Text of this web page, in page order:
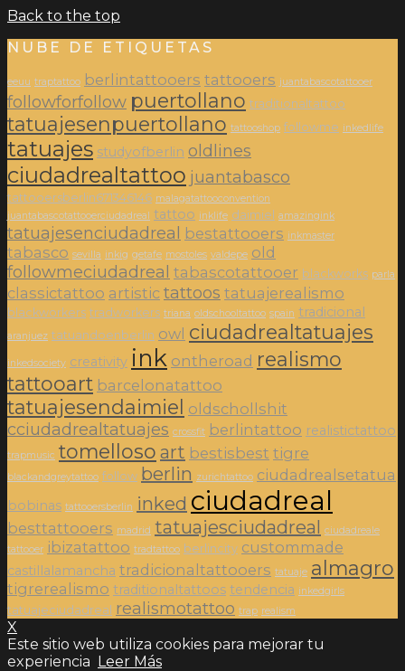
Back to the top
NUBE DE ETIQUETAS
eeuu traptattoo berlintattooers tattooers juantabascotattooer
followforfollow puertollano traditionaltattoo
tatuajesenpuertollano tattooshop followme inkedlife
tatuajes studyofberlin oldlines
ciudadrealtattoo juantabasco
tattooersberlin671346146 malagatattooconvention
juantabascotattooerciudadreal tattoo inklife daimiel amazingink
tatuajesenciudadreal bestattooers inkmaster
tabasco sevilla inkig getafe mostoles valdepe old
followmeciudadreal tabascotattooer blackworks parla
classictattoo artistic tattoos tatuajerealismo
blackworkers tradworkers triana oldschooltattoo spain tradicional
aranjuez tatuandoenberlin owl ciudadrealtatuajes
inkedsociety creativity ink ontheroad realismo
tattooart barcelonatattoo
tatuajesendaimiel oldschollshit
cciudadrealtatuajes crossfit berlintattoo realistictattoo
trapmusic tomelloso art bestisbest tigre
blackandgreytattoo follow berlin zurichtattoo ciudadrealsetatua
bobinas tattooersberlin inked ciudadreal
besttattooers madrid tatuajesciudadreal ciudadreale
tattooer ibizatattoo tradtattoo berlincity custommade
castillalamancha tradicionaltattooers tatuaje almagro
tigrerealismo traditionaltattoos tendencia inkedgirls
tatuajeciudadreal realismotattoo trap realism
X
Este sitio web utiliza cookies para mejorar tu
experiencia Leer Más